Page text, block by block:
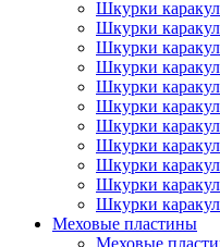
Шкурки
Шкурки
Шкурки
Шкурки
Шкурки
Шкурки
Шкурки
Шкурки
Шкурки
Шкурки
Шкурки
Меховые пластины
Меховые